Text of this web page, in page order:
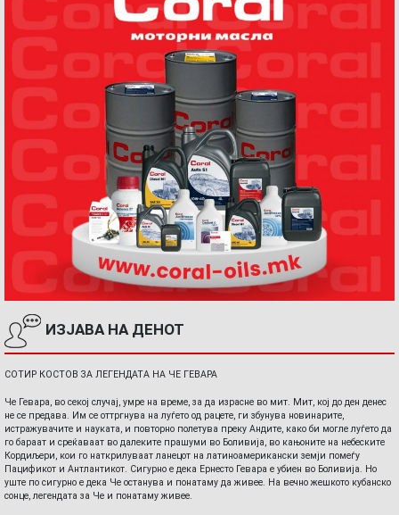
ИЗЈАВА НА ДЕНОТ
СОТИР КОСТОВ ЗА ЛЕГЕНДАТА НА ЧЕ ГЕВАРА
Че Гевара, во секој случај, умре на време, за да израсне во мит. Мит, кој до ден денес
не се предава. Им се оттргнува на луѓето од рацете, ги збунува новинарите,
истражувачите и науката, и повторно полетува преку Андите, како би могле луѓето да
го бараат и среќаваат во далеките прашуми во Боливија, во кањоните на небеските
Кордиљери, кои го наткрилуваат ланецот на латиноамерикански земји помеѓу
Пацификот и Антлантикот. Сигурно е дека Ернесто Гевара е убиен во Боливија. Но
уште по сигурно е дека Че останува и понатаму да живее. На вечно жешкото кубанско
сонце, легендата за Че и понатаму живее.